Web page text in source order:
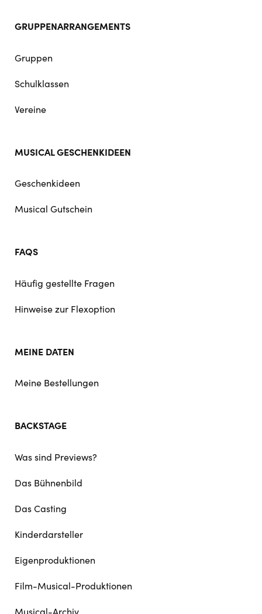
GRUPPENARRANGEMENTS
Gruppen
Schulklassen
Vereine
MUSICAL GESCHENKIDEEN
Geschenkideen
Musical Gutschein
FAQS
Häufig gestellte Fragen
Hinweise zur Flexoption
MEINE DATEN
Meine Bestellungen
BACKSTAGE
Was sind Previews?
Das Bühnenbild
Das Casting
Kinderdarsteller
Eigenproduktionen
Film-Musical-Produktionen
Musical-Archiv